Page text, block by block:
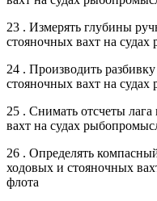
23 . Измерять глубины
стояночных вахт на
24 . Производить
стояночных вахт на
25 . Снимать отсчеты
вахт на судах
26 . Определять
ходовых и стояночных
флота